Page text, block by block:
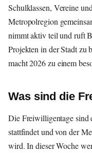
Schulklassen, Vereine
Metropolregion
nimmt aktiv teil und ruft
Projekten in der Stadt zu
macht 2026 zu einem
Was sind die
Die Freiwilligentage sind
stattfindet und von der
wird. In dieser Woche